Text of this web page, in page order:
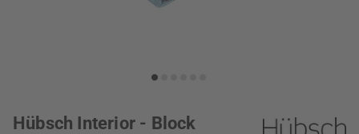
Hübsch Interior - Block